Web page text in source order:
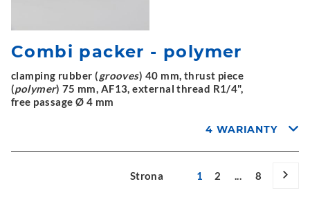
Combi packer - polymer
clamping rubber (grooves) 40 mm, thrust piece
(polymer) 75 mm, AF13, external thread R1/4",
free passage Ø 4 mm
4 WARIANTY
Strona 1 2 ... 8